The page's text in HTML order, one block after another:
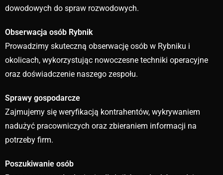
dowodowych do spraw rozwodowych.
Obserwacja osób Rybnik
Prowadzimy skuteczną obserwację osób w Rybniku i
okolicach, wykorzystując nowoczesne techniki operacyjne
oraz doświadczenie naszego zespołu.
Sprawy gospodarcze
Zajmujemy się weryfikacją kontrahentów, wykrywaniem
nadużyć pracowniczych oraz zbieraniem informacji na
potrzeby firm.
Poszukiwanie osób